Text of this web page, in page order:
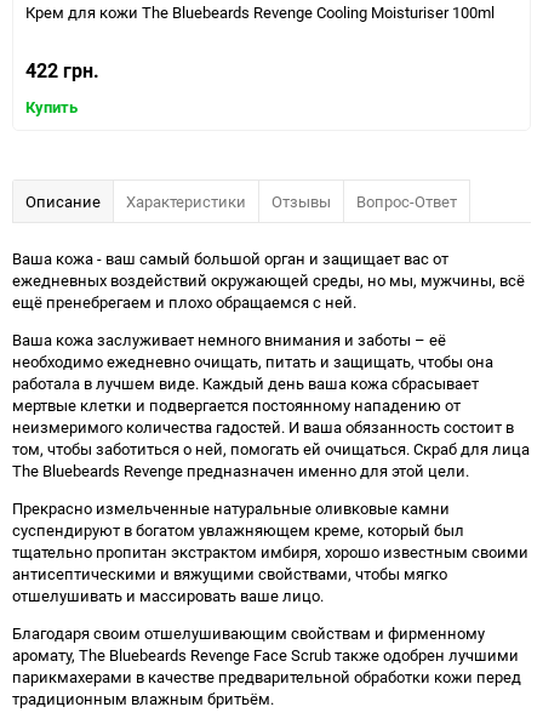
Крем для кожи The Bluebeards Revenge Cooling Moisturiser 100ml
422 грн.
Купить
Описание Характеристики Отзывы Вопрос-Ответ
Ваша кожа - ваш самый большой орган и защищает вас от
ежедневных воздействий окружающей среды, но мы, мужчины, всё
ещё пренебрегаем и плохо обращаемся с ней.
Ваша кожа заслуживает немного внимания и заботы – её
необходимо ежедневно очищать, питать и защищать, чтобы она
работала в лучшем виде. Каждый день ваша кожа сбрасывает
мертвые клетки и подвергается постоянному нападению от
неизмеримого количества гадостей. И ваша обязанность состоит в
том, чтобы заботиться о ней, помогать ей очищаться. Скраб для лица
The Bluebeards Revenge предназначен именно для этой цели.
Прекрасно измельченные натуральные оливковые камни
суспендируют в богатом увлажняющем креме, который был
тщательно пропитан экстрактом имбиря, хорошо известным своими
антисептическими и вяжущими свойствами, чтобы мягко
отшелушивать и массировать ваше лицо.
Благодаря своим отшелушивающим свойствам и фирменному
аромату, The Bluebeards Revenge Face Scrub также одобрен лучшими
парикмахерами в качестве предварительной обработки кожи перед
традиционным влажным бритьём.